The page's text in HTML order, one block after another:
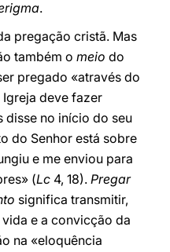
.
pregação cristã. Mas
também o meio do
pregado «através do
Igreja deve fazer
disse no início do seu
do Senhor está sobre
e me enviou para
(Lc 4, 18). Pregar
significa transmitir,
e a convicção da
na «eloquência